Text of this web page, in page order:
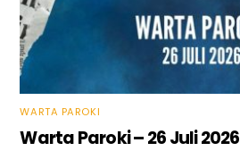
WARTA PAROKI
Warta Paroki – 26 Juli 2026